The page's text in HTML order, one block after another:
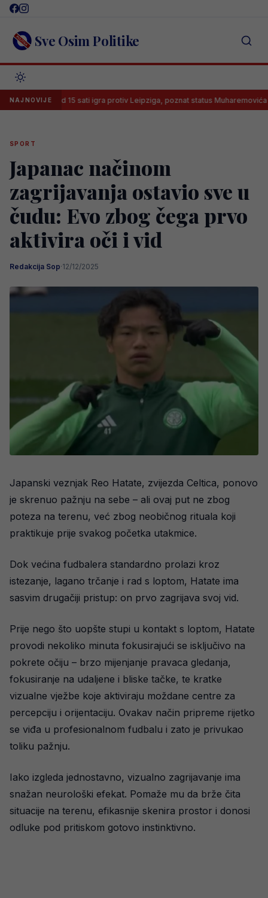
Skip
content Sve Osim Politike
NAJNOVIJE
od 15 sati igra protiv Leipziga, poznat status Muharemovića
SPORT
Japanac načinom
zagrijavanja ostavio sve u
čudu: Evo zbog čega prvo
aktivira oči i vid
Redakcija Sop·12/12/2025
Japanski veznjak Reo Hatate, zvijezda Celtica, ponovo
je skrenuo pažnju na sebe – ali ovaj put ne zbog
poteza na terenu, već zbog neobičnog rituala koji
praktikuje prije svakog početka utakmice.
Dok većina fudbalera standardno prolazi kroz
istezanje, lagano trčanje i rad s loptom, Hatate ima
sasvim drugačiji pristup: on prvo zagrijava svoj vid.
Prije nego što uopšte stupi u kontakt s loptom, Hatate
provodi nekoliko minuta fokusirajući se isključivo na
pokrete očiju – brzo mijenjanje pravaca gledanja,
fokusiranje na udaljene i bliske tačke, te kratke
vizualne vježbe koje aktiviraju moždane centre za
percepciju i orijentaciju. Ovakav način pripreme rijetko
se viđa u profesionalnom fudbalu i zato je privukao
toliku pažnju.
Iako izgleda jednostavno, vizualno zagrijavanje ima
snažan neurološki efekat. Pomaže mu da brže čita
situacije na terenu, efikasnije skenira prostor i donosi
odluke pod pritiskom gotovo instinktivno.